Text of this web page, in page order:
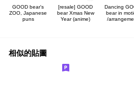
GOOD bear's
ZOO, Japanese
puns
[resale] GOOD
bear Xmas New
Year (anime)
Dancing
bear in
/
相似的貼圖